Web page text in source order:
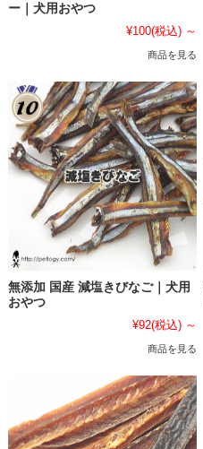
ー｜犬用おやつ
¥100(税込) ～
商品を見る
無添加 国産 減塩きびなご｜犬用
おやつ
¥92(税込) ～
商品を見る